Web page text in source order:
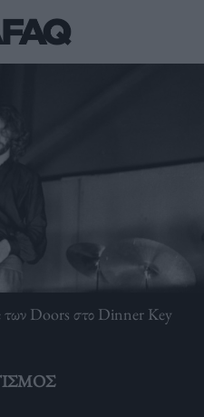
των Doors στο Dinner Key